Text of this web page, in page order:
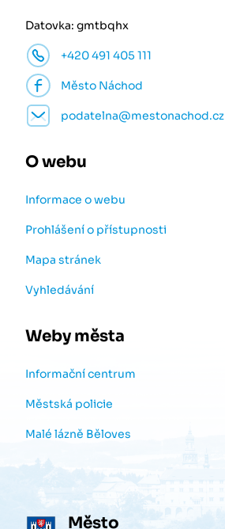
Datovka: gmtbqhx
+420 491 405 111
Město Náchod
podatelna@mestonachod.cz
O webu
Informace o webu
Prohlášení o přístupnosti
Mapa stránek
Vyhledávání
Weby města
Informační centrum
Městská policie
Malé lázně Běloves
Město